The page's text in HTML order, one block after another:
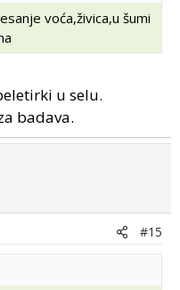
voća,živica,u šumi
u selu.
badava.
#15